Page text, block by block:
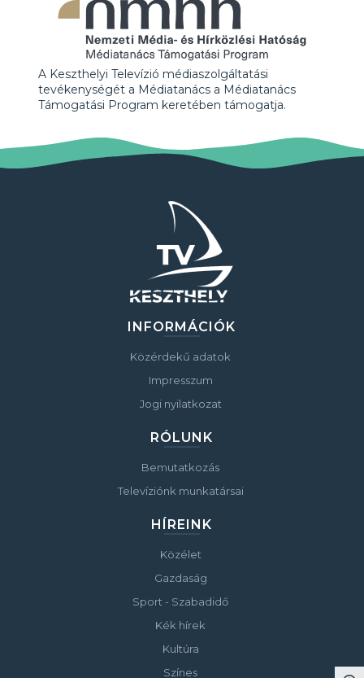
A Keszthelyi Televízió médiaszolgáltatási
tevékenységét a Médiatanács a Médiatanács
Támogatási Program keretében támogatja.
INFORMÁCIÓK
Közérdekű adatok
Impresszum
Jogi nyilatkozat
RÓLUNK
Bemutatkozás
Televíziónk munkatársai
HÍREINK
Közélet
Gazdaság
Sport - Szabadidő
Kék hírek
Kultúra
Színes